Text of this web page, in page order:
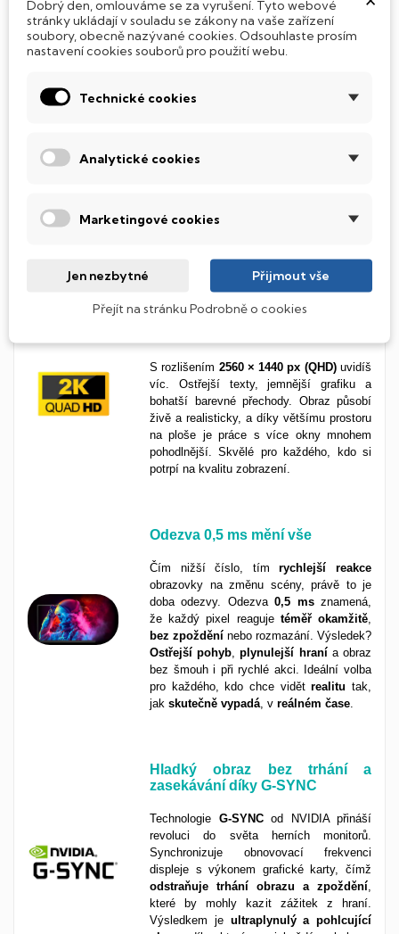
bez kompromisů.
panelem
pro každého, kdo to s obrazem myslí
při každodenním používání. Spolehlivý
Ještě více detailů s QHD
S rozlišením 2560 × 1440 px (QHD)uvidíš
víc. Ostřejší texty, jemnější grafiku a
bohatší barevné přechody. Obraz působí
živě a realisticky, a díky většímu prostoru
na ploše je práce s více okny mnohem
pohodlnější. Skvělé pro každého, kdo si
potrpí na kvalitu zobrazení.
Odezva 0,5 ms mění vše
Čím nižší číslo, tímrychlejší
reakce
obrazovky na změnu scény, právě to je
doba odezvy. Odezva0,5 msznamená,
že každý pixel reaguje téměř okamžitě
bez zpoždění nebo rozmazání. Výsledek?
Ostřejší pohyb ,plynulejší hranía obraz
bez šmouh i při rychlé akci. Ideální volba
pro každého, kdo chce vidětrealitu tak,
jak skutečně vypadá , v reálném čase
Hladký obraz bez trhání a
zasekávání díky G-SYNC
Technologie G-SYNCod NVIDIA přináší
revoluci do světa herních monitorů.
Synchronizuje obnovovací frekvenci
displeje s výkonem grafické karty, čímž
odstraňuje trhání obrazu a zpoždění
které by mohly kazit zážitek z hraní.
Výsledkem je ultraplynulý a pohlcující
Dobrý den, omlouváme se za vyrušení. Tyto webové
stránky ukládají v souladu se zákony na vaše zařízení
soubory, obecně nazývané cookies. Odsouhlaste prosím
nastavení cookies souborů pro použití webu.
Technické cookies
Analytické cookies
Marketingové cookies
Jen nezbytné Přijmout vše
Přejít na stránku Podrobně o cookies